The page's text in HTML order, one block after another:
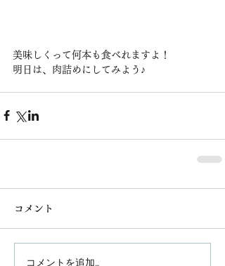
美味しくって何本も食べれますよ！
明日は、肉詰めにしてみよう♪
コメント
コメントを追加…